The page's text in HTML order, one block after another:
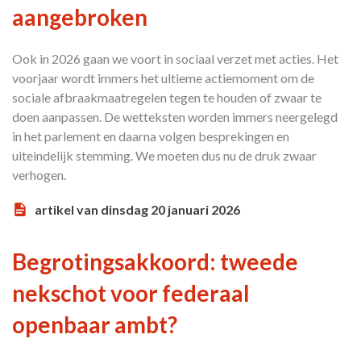
aangebroken
Ook in 2026 gaan we voort in sociaal verzet met acties. Het
voorjaar wordt immers het ultieme actiemoment om de
sociale afbraakmaatregelen tegen te houden of zwaar te
doen aanpassen. De wetteksten worden immers neergelegd
in het parlement en daarna volgen besprekingen en
uiteindelijk stemming. We moeten dus nu de druk zwaar
verhogen.
artikel van dinsdag 20 januari 2026
Begrotingsakkoord: tweede
nekschot voor federaal
openbaar ambt?